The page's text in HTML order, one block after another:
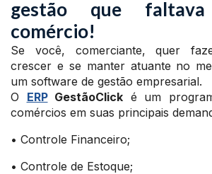
gestão que
comércio!
Se você, comerciante, quer
crescer e se manter atuante no
um software de gestão empresarial.
O ERPGestãoClick é um
comércios em suas principais
• Controle Financeiro;
• Controle de Estoque;